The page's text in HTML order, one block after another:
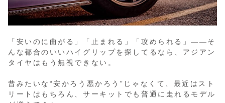
「安いのに曲がる」「止まれる」「攻められる」――そ
んな都合のいいハイグリップを探してるなら、アジアン
タイヤはもう無視できない。
昔みたいな“安かろう悪かろう”じゃなくて、最近はスト
リートはもちろん、サーキットでも普通に走れるモデル